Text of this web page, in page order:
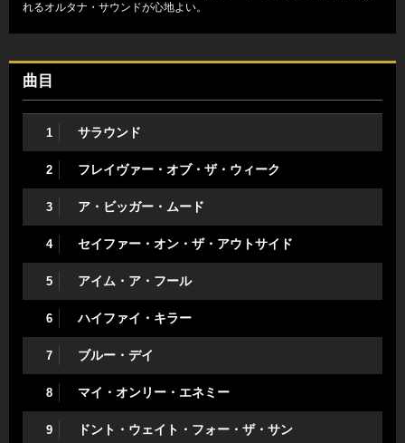
れるオルタナ・サウンドが心地よい。
曲目
1 サラウンド
2 フレイヴァー・オブ・ザ・ウィーク
3 ア・ビッガー・ムード
4 セイファー・オン・ザ・アウトサイド
5 アイム・ア・フール
6 ハイファイ・キラー
7 ブルー・デイ
8 マイ・オンリー・エネミー
9 ドント・ウェイト・フォー・ザ・サン